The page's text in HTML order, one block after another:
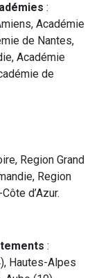
:
Académie
de Nantes,
Académie
de
Region Grand
Region
d’Azur.
:
Hautes-Alpes